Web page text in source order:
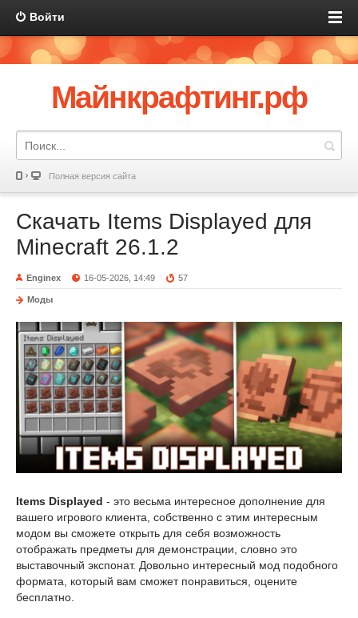
Войти
Майнкрафтинг.рф
Полная версия сайта
Скачать Items Displayed для
Minecraft 26.1.2
Enginex 16-05-2026, 14:49 57
Моды
Items Displayed - это весьма интересное дополнение для
вашего игрового клиента, собственно с этим интересным
модом вы сможете открыть для себя возможность
отображать предметы для демонстрации, словно это
выставочный экспонат. Довольно интересный мод подобного
формата, который вам сможет понравиться, оцените
бесплатно.